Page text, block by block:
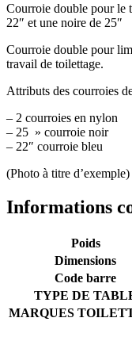
Courroie double pour le
22″ et une noire de 25″
Courroie double pour
travail de toilettage.
Attributs des courroies
– 2 courroies en nylon
– 25 » courroie noir
– 22″ courroie bleu
(Photo à titre d’exemple)
Informations
Poids
Dimensions
Code barre
TYPE DE
MARQUES